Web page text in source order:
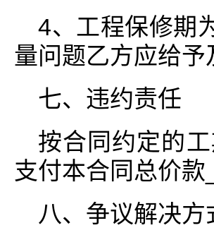
4、工程保修期
量问题乙方应给予
七、违约责任
按合同约定的
支付本合同总价
八、争议解决方